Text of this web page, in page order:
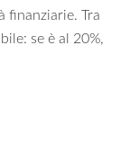
finanziarie. Tra
se è al 20%,